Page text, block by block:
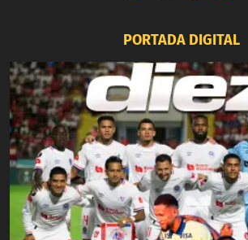
PORTADA DIGITAL